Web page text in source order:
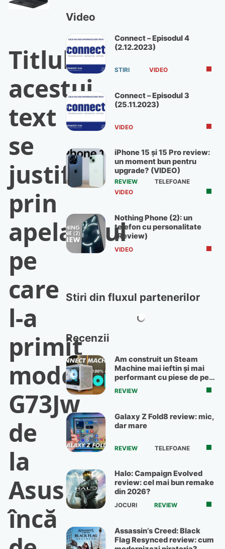
Titlul
acestui
text
se
justifică
prin
apelativul
pe
care
l-a
primit
modelul
G73Jw
de
la
Asus
încă
Video
Connect – Episodul 4
(2.12.2023)
STIRI VIDEO
Connect – Episodul 3
(25.11.2023)
VIDEO
iPhone 15 și 15 Pro review:
un moment bun pentru
upgrade? (VIDEO)
REVIEW
TELEFOANE
VIDEO
Nothing Phone (2): un
telefon cu personalitate
(Review)
VIDEO
Stiri din fluxul partenerilor
Recenzii
Am construit un Steam
Machine mai ieftin și mai
performant cu piese de pe
OLX
REVIEW
Galaxy Z Fold8 review: mic,
dar mare
REVIEW TELEFOANE
Halo: Campaign Evolved
review: cel mai bun remake
din 2026?
JOCURI REVIEW
Assassin’s Creed: Black
Flag Resynced review: cum